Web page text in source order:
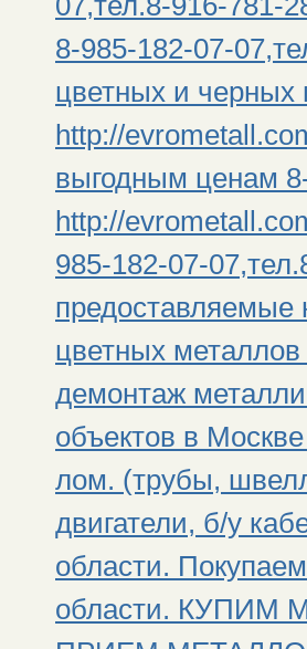
8-985-182-07-
цветных и черных
http://
выгодным ценам
http://
985-182-07-
цветных
демонтаж
объектов в
лом. (трубы,
двигатели, б/у
области.
области.